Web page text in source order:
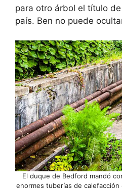
para otro árbol el título
país. Ben no puede
El duque de Bedford mandó
enormes tuberías de